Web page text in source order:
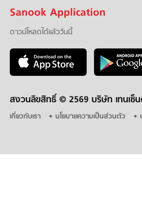
Sanook Application
ดาวน์โหลดได้แล้ววันนี้
สงวนลิขสิทธิ์ © 2569 บริษัท เทนเซ็
เกี่ยวกับเรา นโยบายความเป็นส่วนตัว